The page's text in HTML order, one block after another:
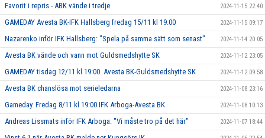
Favorit i repris - ABK vände i tredje 2024-11-15 22:40
GAMEDAY Avesta BK-IFK Hallsberg fredag 15/11 kl 19.00 2024-11-15 09:17
Nazarenko inför IFK Hallsberg: "Spela på samma sätt som senast" 2024-11-14 20:05
Avesta BK vände och vann mot Guldsmedshytte SK 2024-11-12 23:05
GAMEDAY tisdag 12/11 kl 19:00. Avesta BK-Guldsmedshytte SK 2024-11-12 09:58
Avesta BK chanslösa mot serieledarna 2024-11-08 23:16
Gameday. Fredag 8/11 kl 19:00 IFK Arboga-Avesta BK 2024-11-08 10:13
Andreas Lissmats inför IFK Arboga: "Vi måste tro på det här" 2024-11-07 18:44